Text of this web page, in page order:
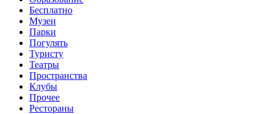
Бесплатно
Музеи
Парки
Погулять
Туристу
Театры
Пространства
Клубы
Прочее
Рестораны